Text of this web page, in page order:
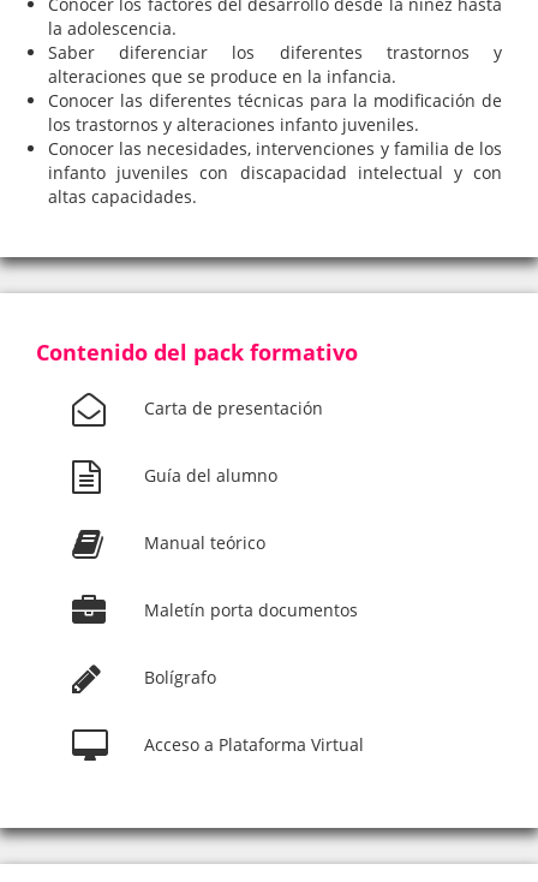
la adolescencia.
Saber diferenciar los diferentes trastornos y
alteraciones que se produce en la infancia.
Conocer las diferentes técnicas para la modificación de
los trastornos y alteraciones infanto juveniles.
Conocer las necesidades, intervenciones y familia de los
infanto juveniles con discapacidad intelectual y con
altas capacidades.
Contenido del pack formativo
Carta de presentación
Guía del alumno
Manual teórico
Maletín porta documentos
Bolígrafo
Acceso a Plataforma Virtual